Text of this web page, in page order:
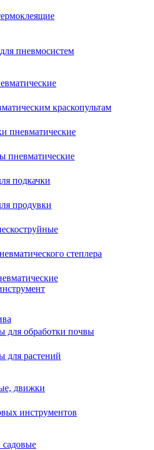
пневмосистем
краскопультам
пневматические
пневматические
подкачки
продувки
степлера
для обработки почвы
для растений
движки
инструментов